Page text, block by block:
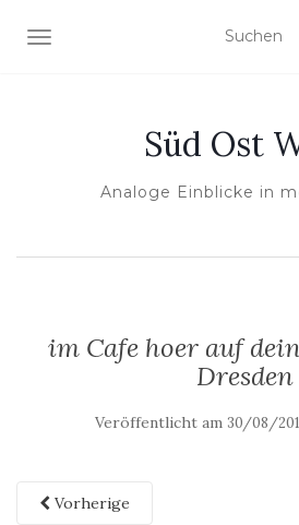
NAVIGATION UMSCHALTEN
Süd Ost
Analoge Einblicke in
im Cafe hoer auf
Dresden
Veröffentlicht am 30/08/
Vorherige